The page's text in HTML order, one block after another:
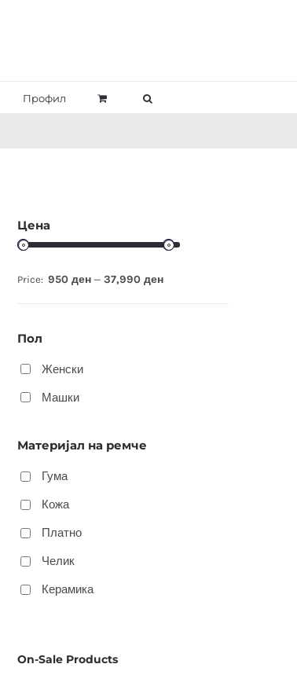
Профил
Цена
Price: 950 ден— 37,990 ден
Пол
Женски
Машки
Материјал на ремче
Гума
Кожа
Платно
Челик
Керамика
On-Sale Products